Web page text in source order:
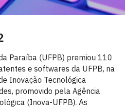
Paraíba (UFPB) premiou 110
e softwares da UFPB, na
Inovação Tecnológica
promovido pela Agência
(Inova-UFPB). As